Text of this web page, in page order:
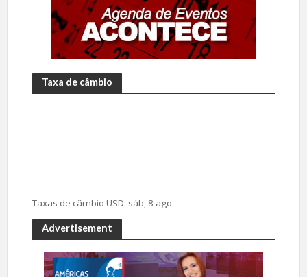
Taxa de câmbio
Taxas de câmbio USD: sáb, 8 ago.
Advertisement